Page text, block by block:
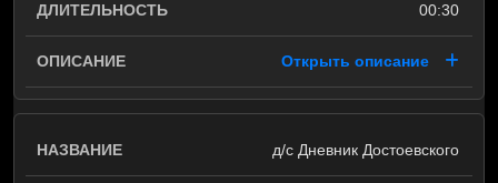
00:30
Открыть описание
д/с Дневник Достоевского